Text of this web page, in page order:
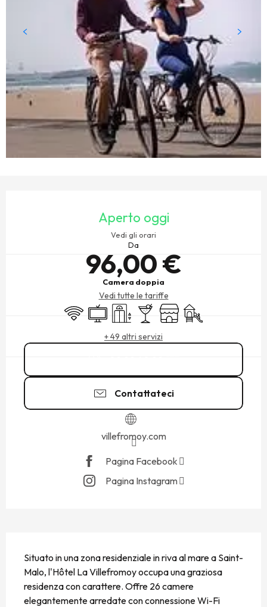
Aperto oggi
Vedi gli orari
Da
96,00 €
Camera doppia
Vedi tutte le tariffe
Wi-Fi TelevisioneSollevamentoBar / Bar di ristoro
NegozioGiochi per bambini /
+ 49 altri servizi
Contattateci
villefromoy.com
Pagina Facebook
Pagina Instagram
Situato in una zona residenziale in riva al mare a Saint-
Malo, l'Hôtel La Villefromoy occupa una graziosa
residenza con carattere. Offre 26 camere
elegantemente arredate con connessione Wi-Fi